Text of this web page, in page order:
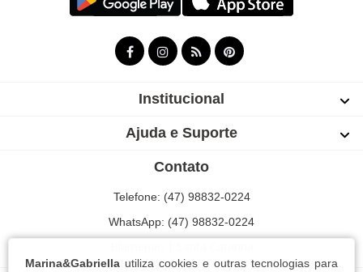
Marina&Gabriella utiliza cookies e outras tecnologias para
Institucional
Ajuda e Suporte
Contato
Telefone: (47) 98832-0224
WhatsApp: (47) 98832-0224